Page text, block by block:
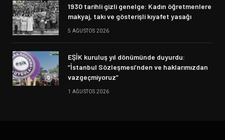
1930 tarihli gizli genelge: Kadın öğretmenlere
makyaj, takı ve gösterişli kıyafet yasağı
5 AĞUSTOS 2026
EŞİK kuruluş yıl dönümünde duyurdu:
“İstanbul Sözleşmesi’nden ve haklarımızdan
vazgeçmiyoruz”
1 AĞUSTOS 2026